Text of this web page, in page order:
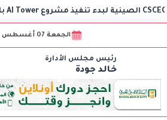
الجمعة 07 أغسطس 2026
رئيس مجلس الأدارة
خالد جودة